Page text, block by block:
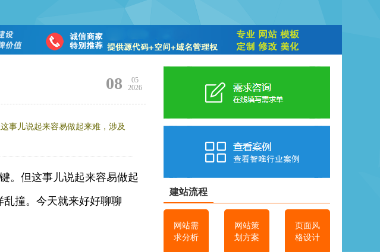
08
05
2026
事儿说起来容易做起来难，涉及
。但这事儿说起来容易做起
撞。今天就来好好聊聊
建站流程
网站需
求分析
网站策
划方案
页面风
格设计